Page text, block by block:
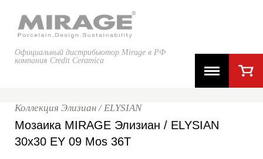
Официальный дистрибьютор Mirage в РФ
компания Credit Ceramica
Коллекция Элизиан / ELYSIAN
Мозаика MIRAGE Элизиан / ELYSIAN
30x30 EY 09 Mos 36T